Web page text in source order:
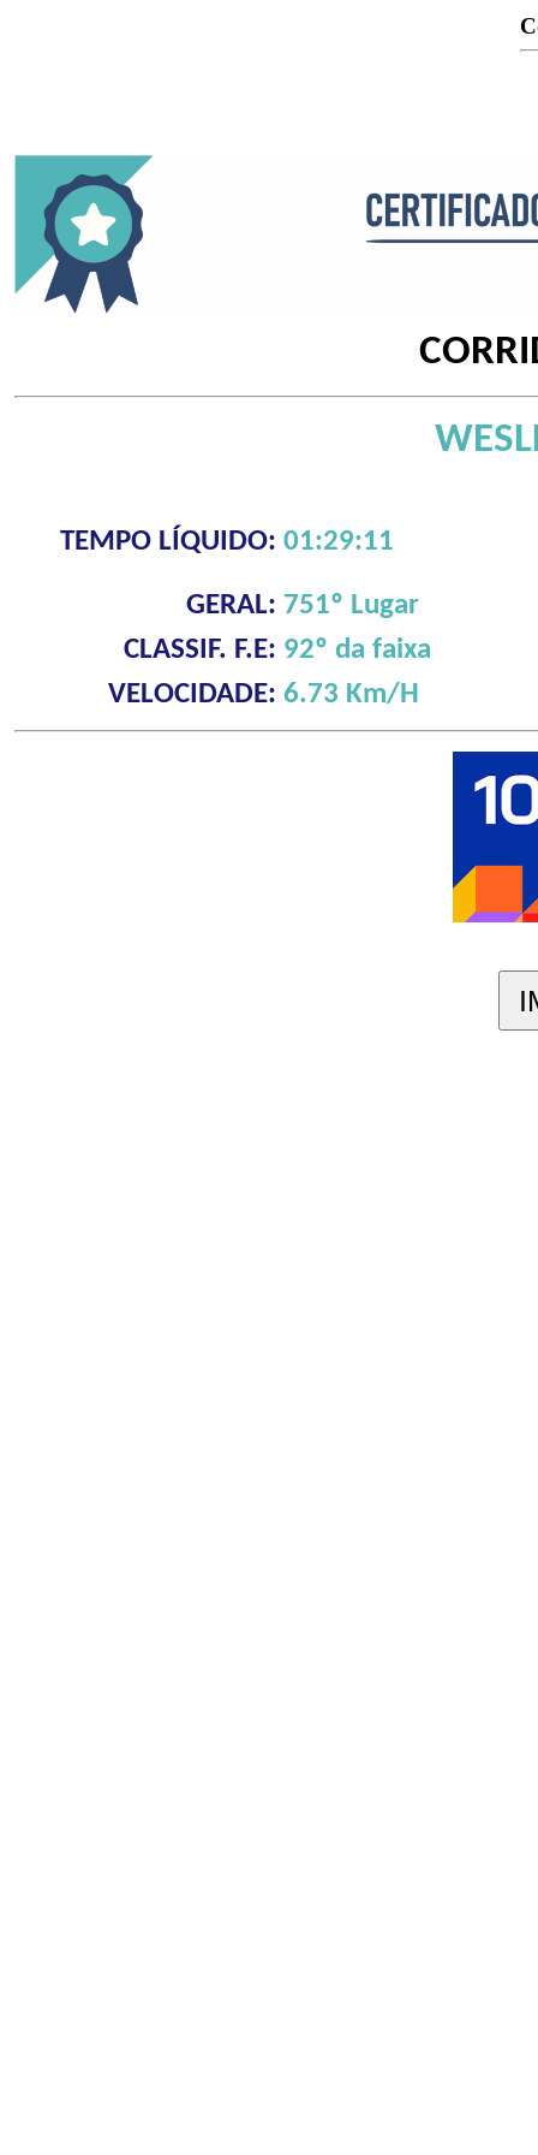
TEMPO LÍQUIDO: 01:29:11
GERAL: 751º Lugar
CLASSIF. F.E: 92º da faixa
VELOCIDADE: 6.73 Km/H